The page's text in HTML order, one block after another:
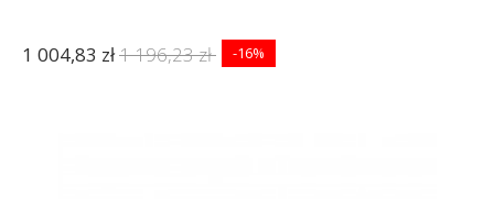
1 004,83 zł1 196,23 zł -16%